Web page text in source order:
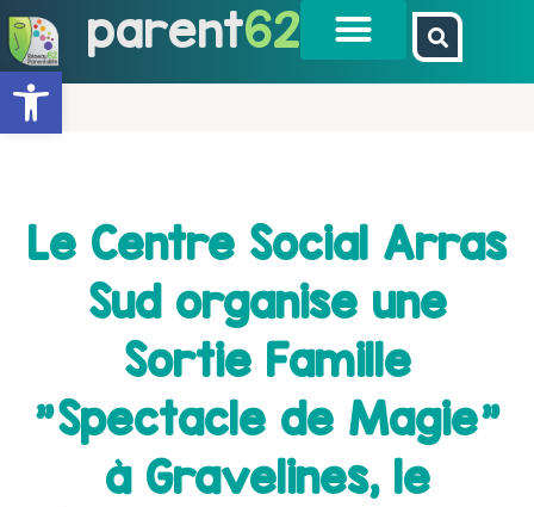
Ouvrir la barre d’outils
parent62
Le Centre Social Arras
Sud organise une
Sortie Famille
"Spectacle de Magie"
à Gravelines, le